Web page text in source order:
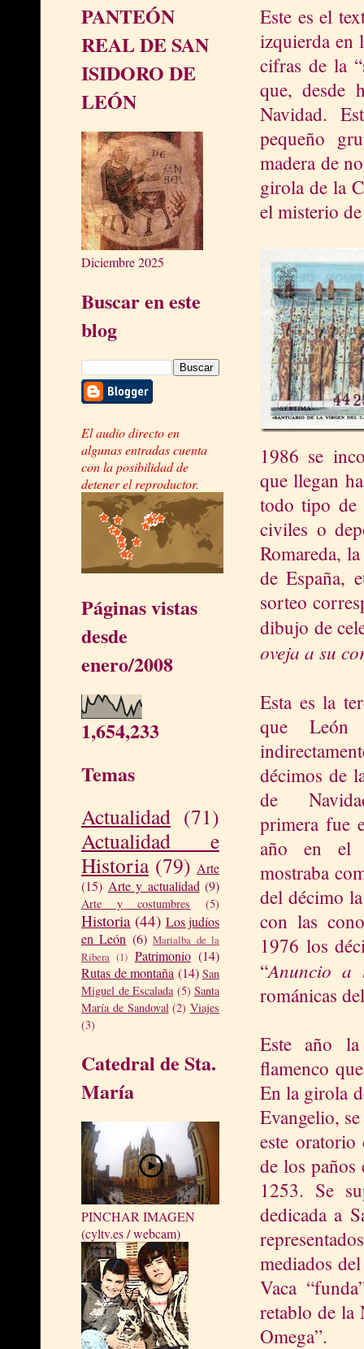
PANTEÓN
REAL DE SAN
ISIDORO DE
LEÓN
Diciembre 2025
Buscar en este
blog
El audio directo en
algunas entradas cuenta
con la posibilidad de
detener el reproductor.
Páginas vistas
desde
enero/2008
1,654,233
Temas
Actualidad (71)
Actualidad e
Historia (79) Arte
(15) Arte y actualidad (9)
Arte y costumbres (5)
Historia (44) Los judíos
en León (6) Marialba de la
Ribera (1) Patrimonio (14)
Rutas de montaña (14) San
Miguel de Escalada (5) Santa
María de Sandoval (2) Viajes
(3)
Catedral de Sta.
María
PINCHAR IMAGEN
(cyltv.es / webcam)
Este es el
izquierda en
cifras de la
que, desde
Navidad.
pequeño
madera de
girola de la
el misterio
1986 se
que llegan
todo tipo de
civiles o
Romareda,
de España,
sorteo
dibujo de
oveja a su
Esta es la
que León
décimos de
de
primera fue
año en el
mostraba
del décimo
con las
1976 los
“Anuncio a
románicas
Este año
flamenco
En la girola
Evangelio,
este
de los
1253. Se
dedicada a
mediados
Vaca
retablo de la
Omega”.